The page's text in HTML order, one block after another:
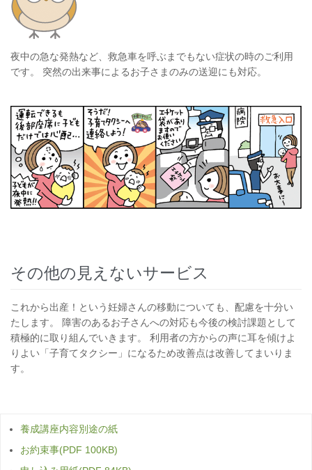
夜中の急な発熱など、救急車を呼ぶまでもない症状の時のご利用
です。 突然の出来事によるお子さまのみの送迎にも対応。
その他の見えないサービス
これから出産！という妊婦さんの移動についても、配慮を十分い
たします。 障害のあるお子さんへの対応も今後の検討課題として
積極的に取り組んでいきます。 利用者の方からの声に耳を傾けよ
りよい「子育てタクシー」になるため改善点は改善してまいりま
す。
養成講座内容別途の紙
お約束事(PDF 100KB)